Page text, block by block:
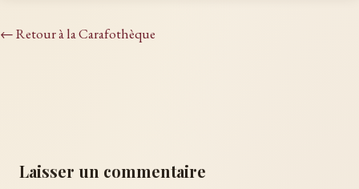
← Retour à la Carafothèque
Laisser un commentaire